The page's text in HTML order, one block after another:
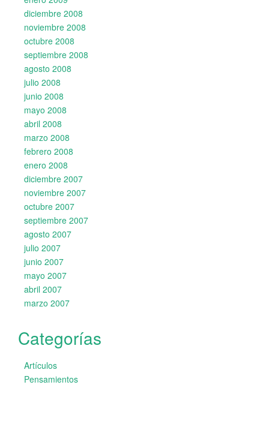
diciembre 2008
noviembre 2008
octubre 2008
septiembre 2008
agosto 2008
julio 2008
junio 2008
mayo 2008
abril 2008
marzo 2008
febrero 2008
enero 2008
diciembre 2007
noviembre 2007
octubre 2007
septiembre 2007
agosto 2007
julio 2007
junio 2007
mayo 2007
abril 2007
marzo 2007
Categorías
Artículos
Pensamientos